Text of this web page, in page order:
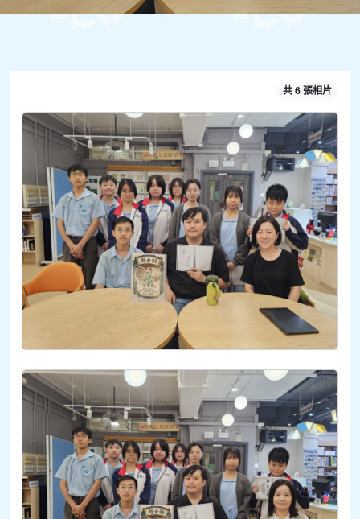
共 6 張相片